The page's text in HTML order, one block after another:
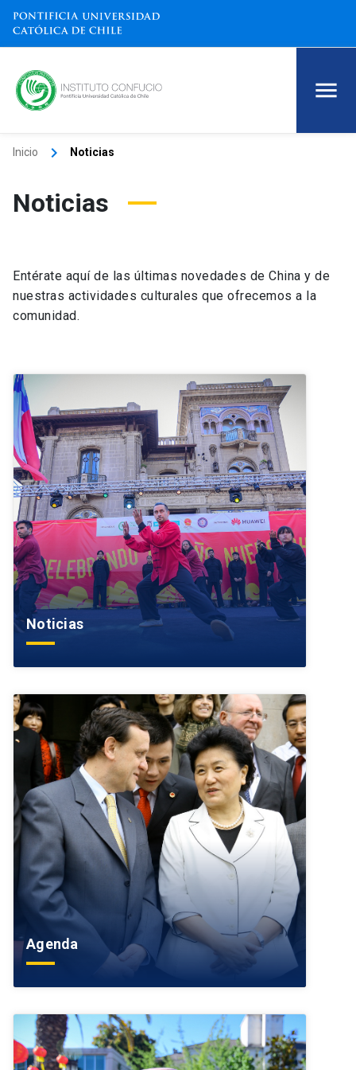
Inicio keyboard_arrow_right Noticias
Noticias
Entérate aquí de las últimas novedades de China y de
nuestras actividades culturales que ofrecemos a la
comunidad.
Noticias
Agenda